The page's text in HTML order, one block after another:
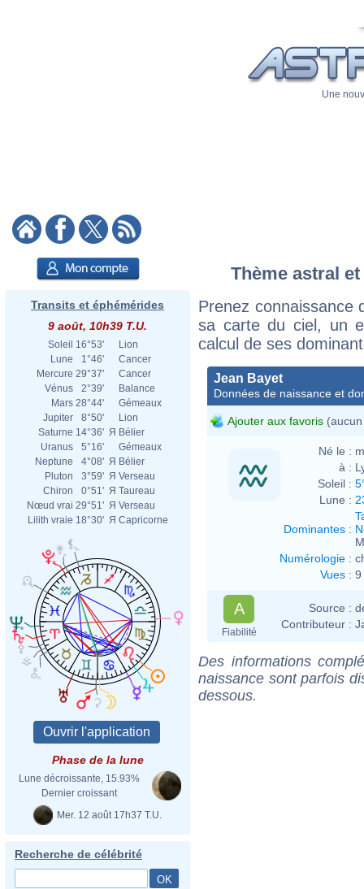
Une
Transits et éphémérides
9 août, 10h39 T.U.
Soleil 16°53'
Lion
Lune
1°46'
Cancer
Mercure 29°37'
Cancer
Vénus
2°39'
Balance
Mars 28°44'
Gémeaux
Jupiter
8°50'
Lion
Saturne 14°36' Я Bélier
Uranus
5°16'
Gémeaux
Neptune
4°08' Я Bélier
Pluton
3°59' Я Verseau
Chiron
0°51' Я Taureau
Nœud vrai 29°51' Я Verseau
Lilith vraie 18°30' Я Capricorne
Phase de la lune
Lune décroissante, 15.93%
Dernier croissant
Mer. 12 août 17h37 T.U.
Recherche de célébrité
Thème astral
Prenez connaissance
sa carte du ciel, un
calcul de ses
Jean Bayet
Données de naissance et
Ajouter aux favoris
Né le :
à :
Soleil :
Lune :
Dominantes :
Numérologie :
Vues : 9
A
Fiabilité
Source :
Contributeur :
Des informations
naissance sont parfois
dessous.